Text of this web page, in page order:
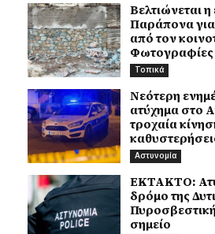
Βελτιώνεται
Παράπονα
από τον
Φωτογραφίες
Τοπικά
Νεότερη
ατύχημα στο
τροχαία
Αστυνομία
ΕΚΤΑΚΤΟ:
δρόμο της
σημείο